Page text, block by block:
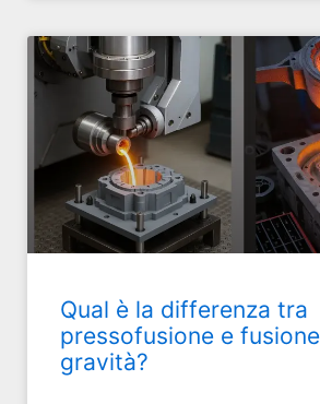
Qual è la differenza tra
pressofusione e
gravità?